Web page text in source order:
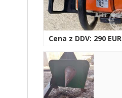
Cena z DDV: 290 EUR